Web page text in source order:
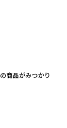
商品がみつかり